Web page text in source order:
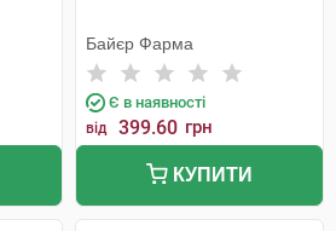
Байєр Фарма
Є в наявності
від 399.60 грн
КУПИТИ